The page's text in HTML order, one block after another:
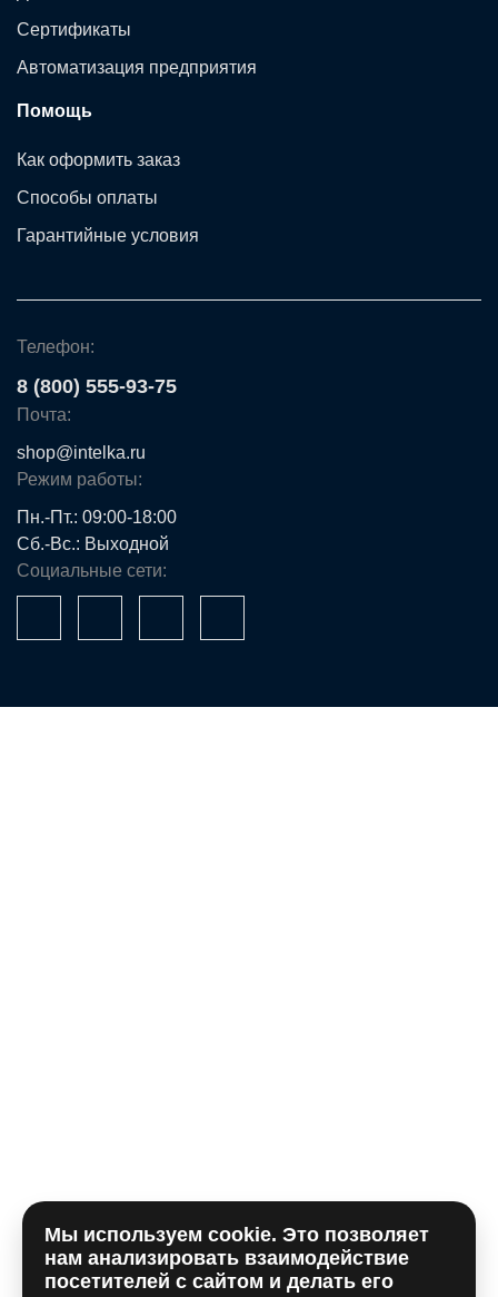
Сертификаты
Автоматизация предприятия
Помощь
Как оформить заказ
Способы оплаты
Гарантийные условия
Телефон:
8 (800) 555-93-75
Почта:
shop@intelka.ru
Режим работы:
Пн.-Пт.: 09:00-18:00
Сб.-Вс.: Выходной
Социальные сети:
Отправляя форму, вы принимаете политику
использования сookieи даете согласие наобработку
персональных данный
Мы используем cookie. Это позволяет
нам анализировать взаимодействие
посетителей с сайтом и делать его